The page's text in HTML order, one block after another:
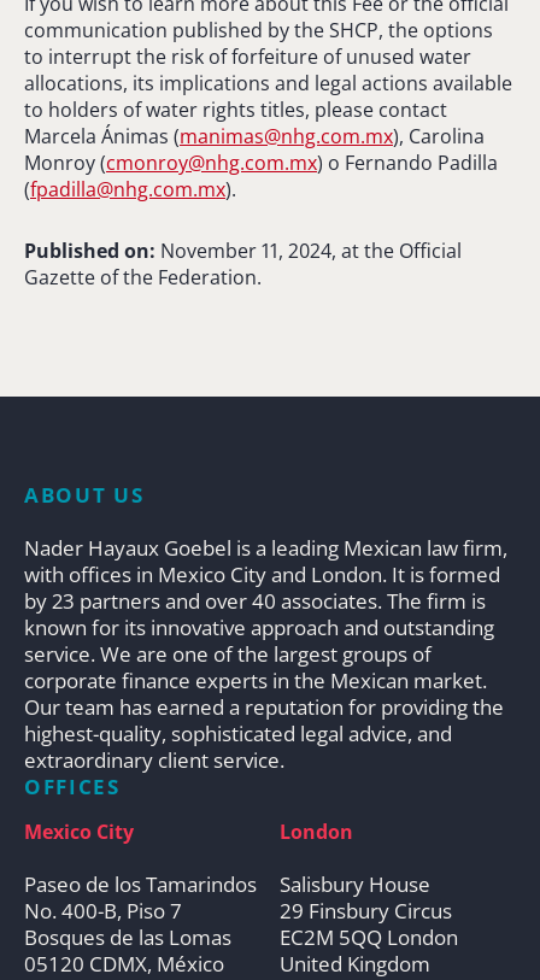
communication published by the SHCP, the options
to interrupt the risk of forfeiture of unused water
allocations, its implications and legal actions available
to holders of water rights titles, please contact
Marcela Ánimas (manimas@nhg.com.mx), Carolina
Monroy (cmonroy@nhg.com.mx) o Fernando Padilla
(fpadilla@nhg.com.mx).
Published on: November 11, 2024, at the Official
Gazette of the Federation.
ABOUT US
Nader Hayaux Goebel is a leading Mexican law firm,
with offices in Mexico City and London. It is formed
by 23 partners and over 40 associates. The firm is
known for its innovative approach and outstanding
service. We are one of the largest groups of
corporate finance experts in the Mexican market.
Our team has earned a reputation for providing the
highest-quality, sophisticated legal advice, and
extraordinary client service.
OFFICES
Mexico City
Paseo de los Tamarindos
No. 400-B, Piso 7
Bosques de las Lomas
05120 CDMX, México
London
Salisbury House
29 Finsbury Circus
EC2M 5QQ London
United Kingdom